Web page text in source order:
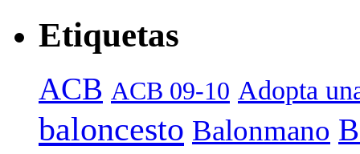
Etiquetas
ACB ACB 09-10 Adopta
baloncesto Balonmano